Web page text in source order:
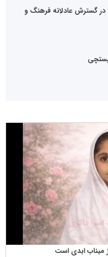
گسترش عادلانه فرهنگ و
میناب ابدی است